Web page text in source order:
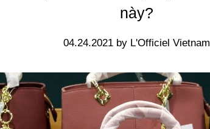
này?
04.24.2021 by L'Officiel Vietnam